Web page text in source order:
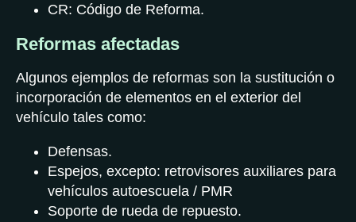
CR: Código de Reforma.
Reformas afectadas
Algunos ejemplos de reformas son la sustitución o
incorporación de elementos en el exterior del
vehículo tales como:
Defensas.
Espejos, excepto: retrovisores auxiliares para
vehículos autoescuela / PMR
Soporte de rueda de repuesto.